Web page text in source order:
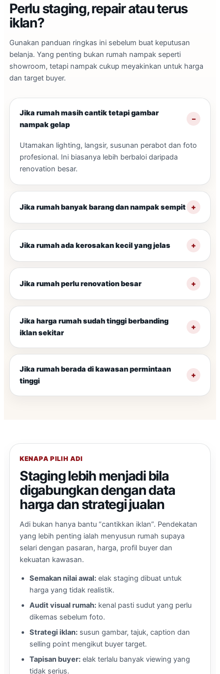
Perlu staging, repair atau terus
iklan?
Gunakan panduan ringkas ini sebelum buat keputusan
belanja. Yang penting bukan rumah nampak seperti
showroom, tetapi nampak cukup meyakinkan untuk harga
dan target buyer.
Jika rumah masih cantik tetapi gambar
nampak gelap
Utamakan lighting, langsir, susunan perabot dan foto
profesional. Ini biasanya lebih berbaloi daripada
renovation besar.
Jika rumah banyak barang dan nampak sempit
Jika rumah ada kerosakan kecil yang jelas
Jika rumah perlu renovation besar
Jika harga rumah sudah tinggi berbanding
iklan sekitar
Jika rumah berada di kawasan permintaan
tinggi
KENAPA PILIH ADI
Staging lebih menjadi bila
digabungkan dengan data
harga dan strategi jualan
Adi bukan hanya bantu “cantikkan iklan”. Pendekatan
yang lebih penting ialah menyusun rumah supaya
selari dengan pasaran, harga, profil buyer dan
kekuatan kawasan.
Semakan nilai awal: elak staging dibuat untuk
harga yang tidak realistik.
Audit visual rumah: kenal pasti sudut yang perlu
dikemas sebelum foto.
Strategi iklan: susun gambar, tajuk, caption dan
selling point mengikut buyer target.
Tapisan buyer: elak terlalu banyak viewing yang
tidak serius.